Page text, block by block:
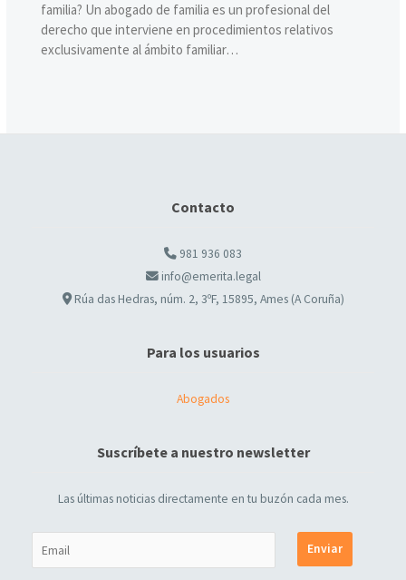
familia? Un abogado de familia es un profesional del
derecho que interviene en procedimientos relativos
exclusivamente al ámbito familiar…
Contacto
981 936 083
info@emerita.legal
Rúa das Hedras, núm. 2, 3ºF, 15895, Ames (A Coruña)
Para los usuarios
Abogados
Suscríbete a nuestro newsletter
Las últimas noticias directamente en tu buzón cada mes.